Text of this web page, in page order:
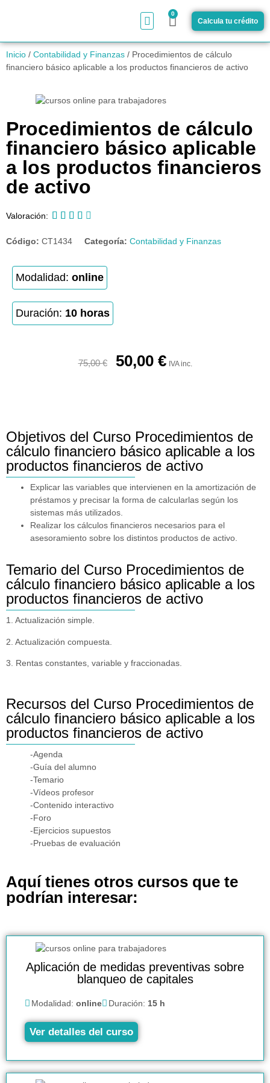
0
Calcula tu crédito
Inicio / Contabilidad y Finanzas / Procedimientos de cálculo
financiero básico aplicable a los productos financieros de activo
Procedimientos de cálculo
financiero básico aplicable
a los productos financieros
de activo
Valoración:     
Código: CT1434 Categoría: Contabilidad y Finanzas
Modalidad: online
Duración: 10 horas
75,00€ 50,00 € IVA inc.
Objetivos del Curso Procedimientos de
cálculo financiero básico aplicable a los
productos financieros de activo
Explicar las variables que intervienen en la amortización de
préstamos y precisar la forma de calcularlas según los
sistemas más utilizados.
Realizar los cálculos financieros necesarios para el
asesoramiento sobre los distintos productos de activo.
Temario del Curso Procedimientos de
cálculo financiero básico aplicable a los
productos financieros de activo
1. Actualización simple.
2. Actualización compuesta.
3. Rentas constantes, variable y fraccionadas.
Recursos del Curso Procedimientos de
cálculo financiero básico aplicable a los
productos financieros de activo
-Agenda
-Guía del alumno
-Temario
-Vídeos profesor
-Contenido interactivo
-Foro
-Ejercicios supuestos
-Pruebas de evaluación
Aquí tienes otros cursos que te
podrían interesar:
Aplicación de medidas preventivas sobre
blanqueo de capitales
Modalidad: online Duración: 15 h
Ver detalles del curso